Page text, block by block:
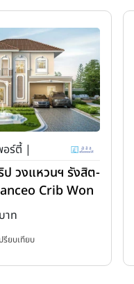
อร์ตี้ |
ป วงแหวนฯ รังสิต-
Crib Won
Khlong4)
าท
รียบเทียบ